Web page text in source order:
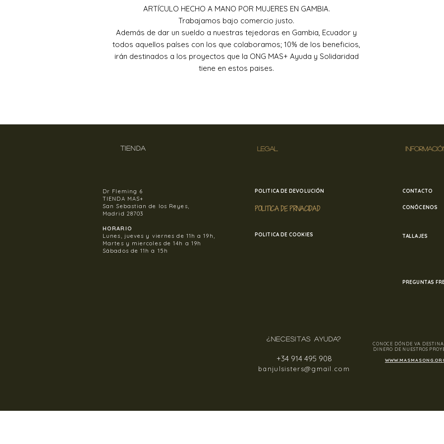
ARTÍCULO HECHO A MANO POR MUJERES EN GAMBIA.
Trabajamos bajo comercio justo.
Además de dar un sueldo a nuestras tejedoras en Gambia, Ecuador y
todos aquellos países con los que colaboramos; 10% de los beneficios,
irán destinados a los proyectos que la ONG MAS+ Ayuda y Solidaridad
tiene en estos paises.
TIENDA
Dr Fleming 6
TIENDA MAS+
San Sebastian de los Reyes,
Madrid 28703
HORARIO
Lunes, jueves y viernes de 11h a 19h,
Martes y miercoles de 14h a 19h
Sábados de 11h a 15h
LEGAL
POLITICA DE DEVOLUCIÓN CONTACTO
POLITICA DE PRIVACIDAD CONÓCENOS
TALLAJES
POLITICA DE COOKIES
PREGUNTAS
¿NECESITAS AYUDA?
+34 914 495 908
banjulsisters@gmail.com
CONOCE DÓNDE VA
DINERO DE NUESTROS